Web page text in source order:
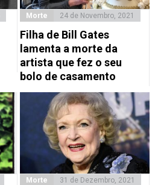
Morte 24 de Novembro, 2021
Filha de Bill Gates
lamenta a morte da
artista que fez o seu
bolo de casamento
Morte 31 de Dezembro, 2021